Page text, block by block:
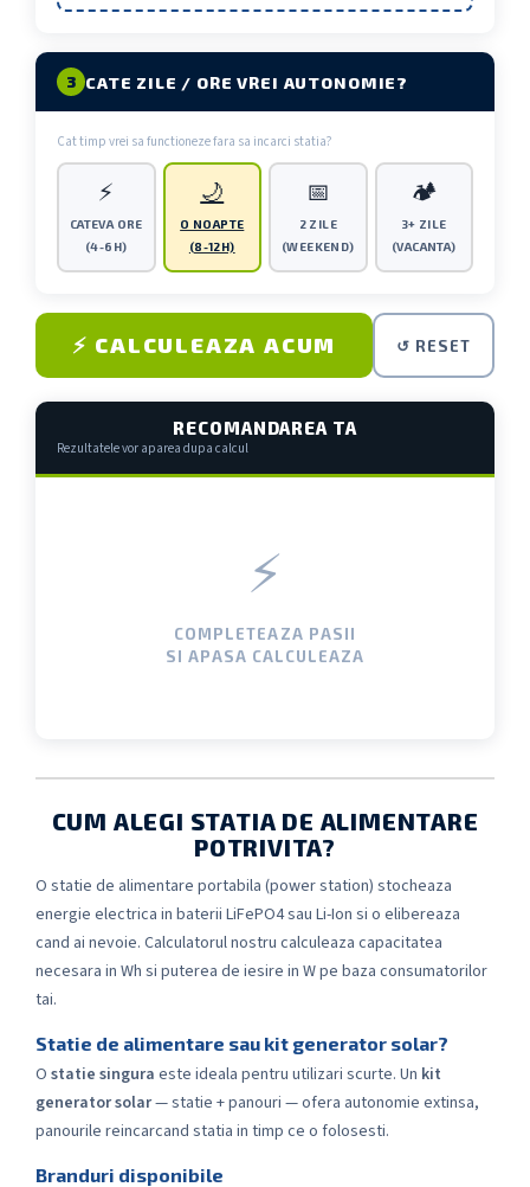
3 CATE ZILE / ORE VREI AUTONOMIE?
Cat timp vrei sa functioneze fara sa incarci statia?
⚡
CATEVA ORE
(4-6H)
🌙
O NOAPTE
(8-12H)
📅
2 ZILE
(WEEKEND)
🏕️
3+ ZILE
(VACANTA)
⚡ CALCULEAZA ACUM ↺ RESET
RECOMANDAREA TA
Rezultatele vor aparea dupa calcul
⚡
COMPLETEAZA PASII
SI APASA CALCULEAZA
CUM ALEGI STATIA DE ALIMENTARE
POTRIVITA?
O statie de alimentare portabila (power station) stocheaza
energie electrica in baterii LiFePO4 sau Li-Ion si o elibereaza
cand ai nevoie. Calculatorul nostru calculeaza capacitatea
necesara in Wh si puterea de iesire in W pe baza consumatorilor
tai.
Statie de alimentare sau kit generator solar?
O statie singura este ideala pentru utilizari scurte. Un kit
generator solar— statie + panouri — ofera autonomie extinsa,
panourile reincarcand statia in timp ce o folosesti.
Branduri disponibile